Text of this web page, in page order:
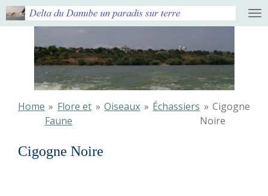
Ga
direct
hoofdinhoud
Home » Flore et
Faune
» Oiseaux » Échassiers » Cigogne
Noire
Cigogne Noire